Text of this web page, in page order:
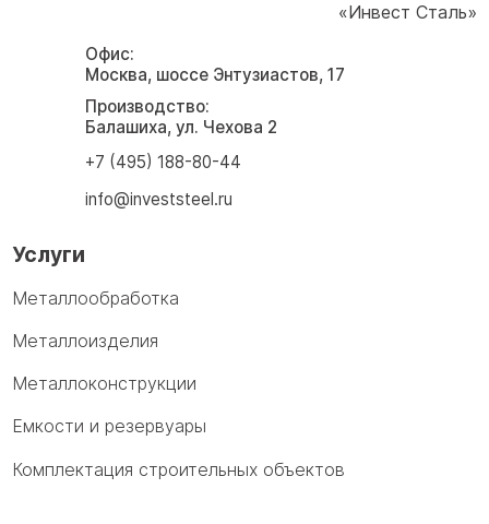
«Инвест Сталь»
Офис:
Москва, шоссе Энтузиастов, 17
Производство:
Балашиха, ул. Чехова 2
+7 (495) 188-80-44
info@investsteel.ru
Услуги
Металлообработка
Металлоизделия
Металлоконструкции
Емкости и резервуары
Комплектация строительных объектов